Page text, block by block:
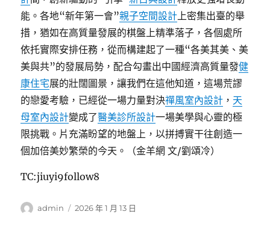
能。各地“新年第一會”親子空間設計上密集出臺的舉
措，猶如在高質量發展的棋盤上精準落子，各個處所
依托實際安排任務，從而構建起了一種“各美其美、美
美與共”的發展局勢，配合勾畫出中國經濟高質量發健
康住宅展的壯闊圖景，讓我們在這他知道，這場荒謬
的戀愛考驗，已經從一場力量對決禪風室內設計 ， 天
母室內設計變成了醫美診所設計一場美學與心靈的極
限挑戰。片充滿盼望的地盤上，以拼搏實干往創造一
個加倍美妙繁榮的今天。（金羊網 文/劉頌冷）
TC:jiuyi9follow8
作
admin
發
2026 年 1 月 13 日